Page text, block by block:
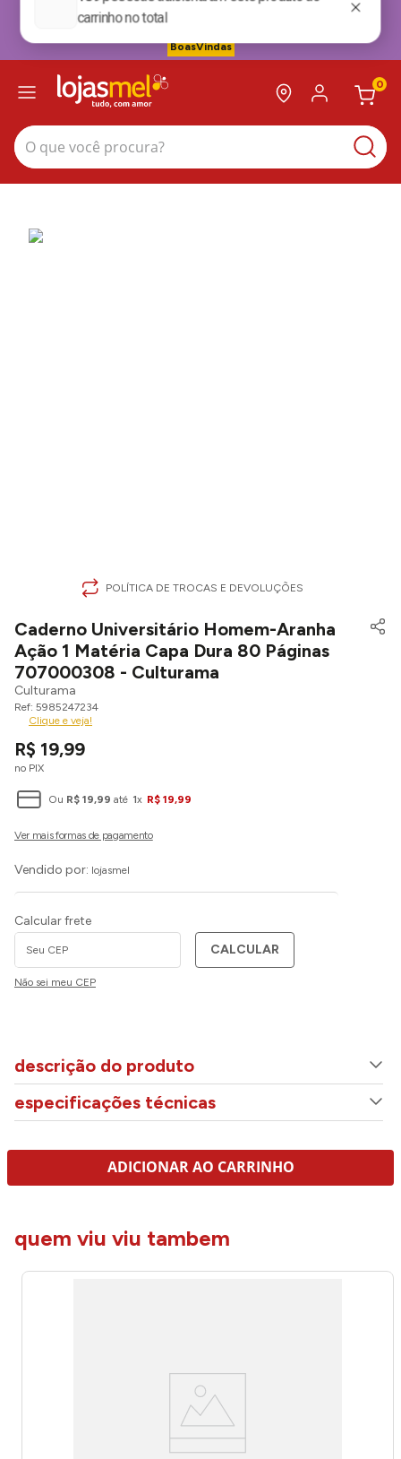
Ganhe R$15 OFF + Frete Grátis na sua primeira compra no site*. Use cupom
BoasVindas
0
O que você procura?
POLÍTICA DE TROCAS E DEVOLUÇÕES
Caderno Universitário Homem-Aranha
Ação 1 Matéria Capa Dura 80 Páginas
707000308 - Culturama
Culturama
5985247234
Clique e veja!
R$ 19,99
no PIX
Ou R$ 19,99 até 1x R$ 19,99
Vendido por: lojasmel
Calcular frete
CALCULAR
Não sei meu CEP
descrição do produto
especificações técnicas
ADICIONAR AO CARRINHO
quem viu viu tambem